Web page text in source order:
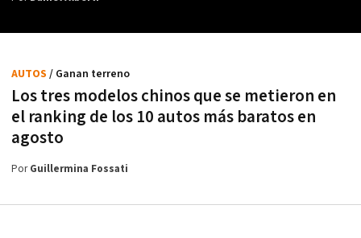
Los tres modelos chinos que se metieron en
el ranking de los 10 autos más baratos en
agosto
AUTOS / Ganan terreno
PorGuillermina Fossati